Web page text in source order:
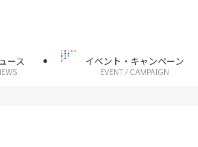
ース イベント・キャンペーン
EVENT / CAMPAIGN